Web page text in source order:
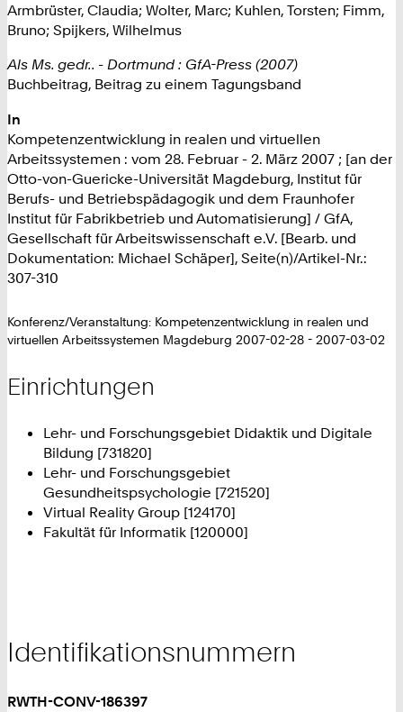
Armbrüster, Claudia; Wolter, Marc; Kuhlen, Torsten; Fimm,
Bruno; Spijkers, Wilhelmus
Als Ms. gedr.. - Dortmund : GfA-Press (2007)
Buchbeitrag, Beitrag zu einem Tagungsband
In
Kompetenzentwicklung in realen und virtuellen
Arbeitssystemen : vom 28. Februar - 2. März 2007 ; [an der
Otto-von-Guericke-Universität Magdeburg, Institut für
Berufs- und Betriebspädagogik und dem Fraunhofer
Institut für Fabrikbetrieb und Automatisierung] / GfA,
Gesellschaft für Arbeitswissenschaft e.V. [Bearb. und
Dokumentation: Michael Schäper], Seite(n)/Artikel-Nr.:
307-310
Konferenz/Veranstaltung: Kompetenzentwicklung in realen und
virtuellen Arbeitssystemen Magdeburg 2007-02-28 - 2007-03-02
Einrichtungen
Lehr- und Forschungsgebiet Didaktik und Digitale
Bildung [731820]
Lehr- und Forschungsgebiet
Gesundheitspsychologie [721520]
Virtual Reality Group [124170]
Fakultät für Informatik [120000]
Identifikationsnummern
RWTH-CONV-186397